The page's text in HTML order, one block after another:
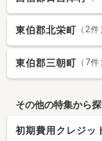
東伯郡北栄町 （2件
東伯郡三朝町 （7件
その他の特集から
初期費用クレジッ